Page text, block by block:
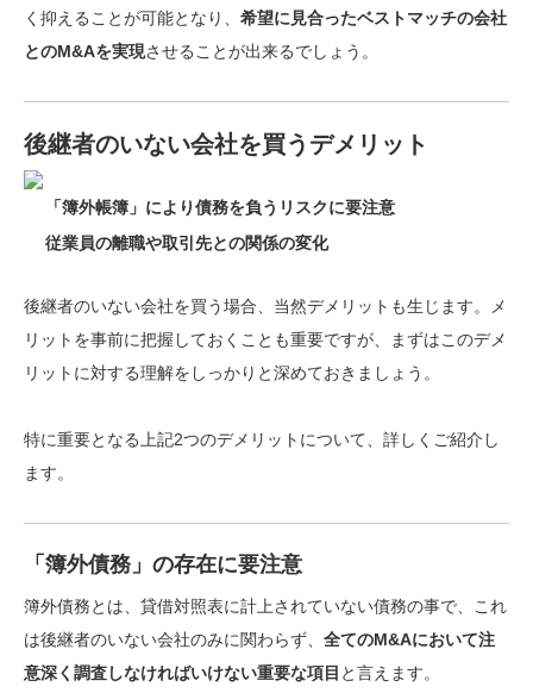
く抑えることが可能となり、 希望に見合ったベストマッチの会社
とのM&Aを実現させることが出来るでしょう。
後継者のいない会社を買うデメリット
「簿外帳簿」により債務を負うリスクに要注意
従業員の離職や取引先との関係の変化
後継者のいない会社を買う場合、当然デメリットも生じます。メ
リットを事前に把握しておくことも重要ですが、まずはこのデメ
リットに対する理解をしっかりと深めておきましょう。
特に重要となる上記2つのデメリットについて、詳しくご紹介し
ます。
「簿外債務」の存在に要注意
簿外債務とは、貸借対照表に計上されていない債務の事で、これ
は後継者のいない会社のみに関わらず、 全てのM&Aにおいて注
意深く調査しなければいけない重要な項目 と言えます。